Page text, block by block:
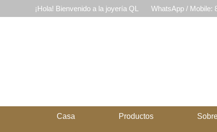
¡Hola! Bienvenido a la joyería QL WhatsApp / Mobile:
Casa Productos